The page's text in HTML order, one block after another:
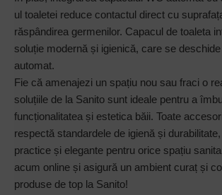
ul toaletei reduce contactul direct cu
răspândirea germenilor. Capacul de toaleta
soluție modernă și igienică, care se
automat.
Fie că amenajezi un spațiu nou sau fraci o
soluțiile de la Sanito sunt ideale pentru a
funcționalitatea și estetica băii. Toate
respectă standardele de igienă și
practice și elegante pentru orice spațiu
acum online și asigură un ambient curaț și
produse de top la Sanito!